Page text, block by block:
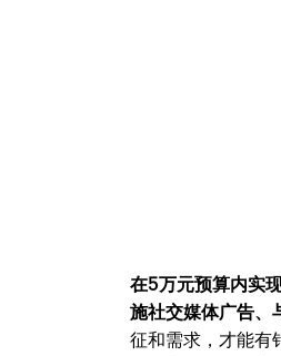
在5万元预算内实
施社交媒体广告、
征和需求，才能有